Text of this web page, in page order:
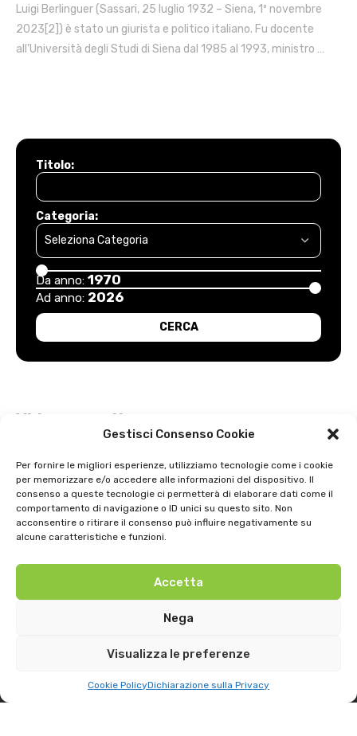
Gestisci Consenso Cookie
Per fornire le migliori esperienze, utilizziamo tecnologie come i cookie
per memorizzare e/o accedere alle informazioni del dispositivo. Il
consenso a queste tecnologie ci permetterà di elaborare dati come il
comportamento di navigazione o ID unici su questo sito. Non
acconsentire o ritirare il consenso può influire negativamente su
alcune caratteristiche e funzioni.
Accetta
Nega
Visualizza le preferenze
Cookie PolicyDichiarazione sulla Privacy
Luigi Berlinguer (Sassari, 25 luglio 1932 – Siena, 1º novembre
2023[2]) è stato un giurista e politico italiano. Fu docente
all’Università degli Studi di Siena dal 1985 al 1993, ministro …
Titolo:
Categoria:
Da anno: 1970
Ad anno: 2026
Video recenti
Intervista a Gian Antonio Stella su “L’orda” di Luigi Bardelli 2002
Festa dell’ Unità PDS: interviste 1991
TV LIBERA S.P.A.- Tutti i diritti riservati. Powered by